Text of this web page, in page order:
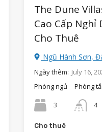
The Dune
Cao Cấp Nghỉ
Cho Thuê
Ngũ Hành Sơn,
Ngày thêm: July 16,
Phòng ngủ
3
Phòng
4
Cho thuê